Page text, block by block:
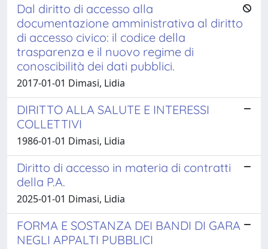
Dal diritto di accesso alla
documentazione amministrativa al diritto
di accesso civico: il codice della
trasparenza e il nuovo regime di
conoscibilità dei dati pubblici.
2017-01-01 Dimasi, Lidia
DIRITTO ALLA SALUTE E INTERESSI
COLLETTIVI
1986-01-01 Dimasi, Lidia
Diritto di accesso in materia di contratti
della P.A.
2025-01-01 Dimasi, Lidia
FORMA E SOSTANZA DEI BANDI DI GARA
NEGLI APPALTI PUBBLICI